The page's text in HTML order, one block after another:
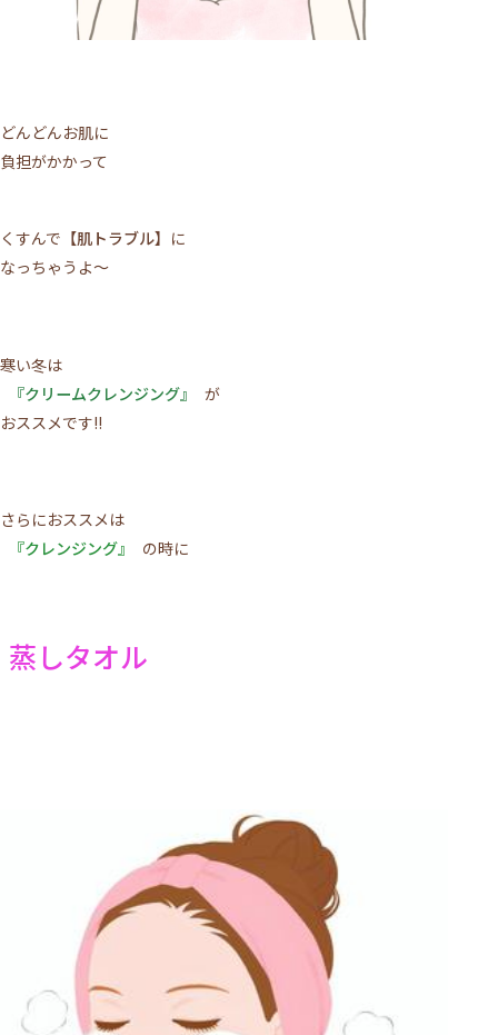
どんどんお肌に
負担がかかって
くすんで 【肌トラブル】 に
なっちゃうよ～
寒い冬は
『クリームクレンジング』
が
おススメです!!
さらにおススメは
『クレンジング』
の時に
蒸しタオル